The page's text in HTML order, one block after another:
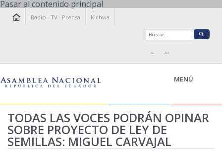
Pasar al contenido principal
Radio ·TV · Prensa Kichwa
A- A+
MENÚ
LA ASAMBLEA
LEGISLAMOS
TODAS LAS VOCES PODRÁN OPINAR
SOBRE PROYECTO DE LEY DE
SEMILLAS: MIGUEL CARVAJAL